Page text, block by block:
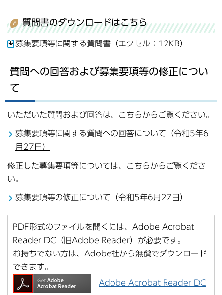
質問書のダウンロードはこちら
募集要項等に関する質問書（エクセル：12KB）
質問への回答および募集要項等の修正につい
て
いただいた質問および回答は、こちらからご覧ください。
募集要項等に関する質問への回答について（令和5年6
月27日）
修正した募集要項等については、こちらからご覧くださ
い。
募集要項等の修正について（令和5年6月27日）
PDF形式のファイルを開くには、Adobe Acrobat
Reader DC（旧Adobe Reader）が必要です。
お持ちでない方は、Adobe社から無償でダウンロード
できます。
Adobe Acrobat Reader DC